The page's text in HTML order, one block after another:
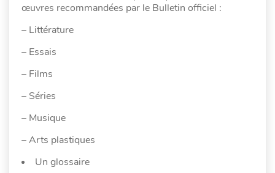
œuvres recommandées par le Bulletin officiel :
– Littérature
– Essais
– Films
– Séries
– Musique
– Arts plastiques
Un glossaire